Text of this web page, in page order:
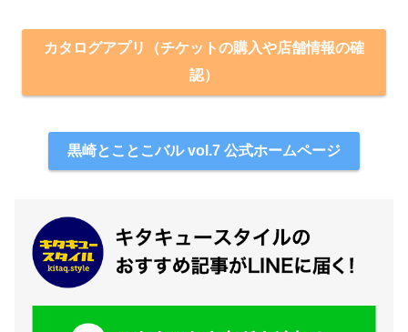
カタログアプリ（チケットの購入や店舗情報の確
認）
黒崎とことこバル vol.7 公式ホームページ